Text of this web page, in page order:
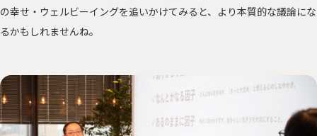
の幸せ・ウェルビーイングを追いかけてみると、より本質的な議論にな
るかもしれませんね。